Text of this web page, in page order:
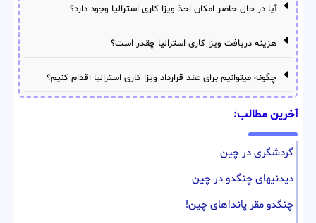
آیا در حال حاضر امکان اخذ ویزا کاری استرالیا وجود دارد؟
هزینه دریافت ویزا کاری استرالیا چقدر است؟
چگونه میتوانیم برای عقد قرارداد ویزا کاری استرالیا اقدام کنیم؟
آخرین مطالب:
گردشگری در چین
دیدنیهای چنگدو در چین
چنگدو مقر پانداهای چین!